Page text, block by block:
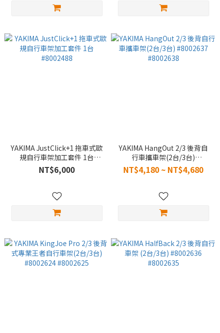
YAKIMA JustClick+1 拖車式歐
規自行車架加工套件 1台
#8002488
NT$6,000
YAKIMA HangOut 2/3 後背自
行車攜車架(2台/3台)
#8002637 #8002638
NT$4,180 ~ NT$4,680